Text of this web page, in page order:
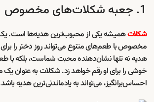
1. جعبه شکلات‌های مخصوص
شکلاتهمیشه یکی از محبوب‌ترین هدیه‌ها است.
مخصوص با طعم‌های متنوع می‌تواند روز دختر را برای
هدیه نه تنها نشان‌دهنده محبت شماست، بلکه با
خوشی را برای او رقم خواهد زد. شکلات به عنوان
احساس‌برانگیز، می‌تواند به یادماندنی‌ترین هدیه